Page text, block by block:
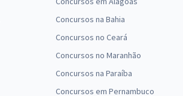
Concursos na Bahia
Concursos no Ceará
Concursos no Maranhão
Concursos na Paraíba
Concursos em Pernambuco